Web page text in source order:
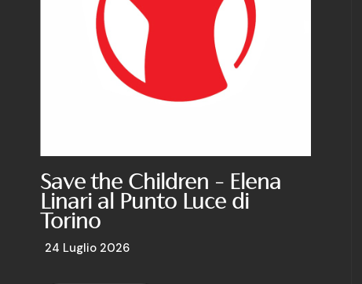
Save the Children - Elena
Linari al Punto Luce di
Torino
24 Luglio 2026